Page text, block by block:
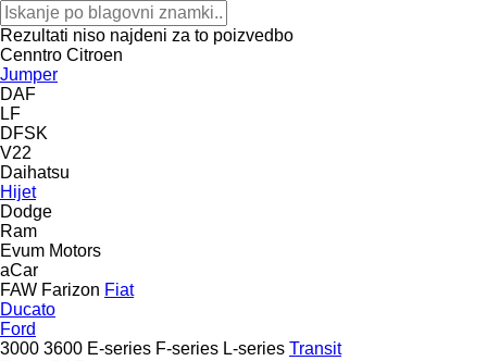
Rezultati niso najdeni za to poizvedbo
Cenntro Citroen
Jumper
DAF
LF
DFSK
V22
Daihatsu
Hijet
Dodge
Ram
Evum Motors
aCar
FAW Farizon Fiat
Ducato
Ford
3000 3600 E-series F-series L-series Transit